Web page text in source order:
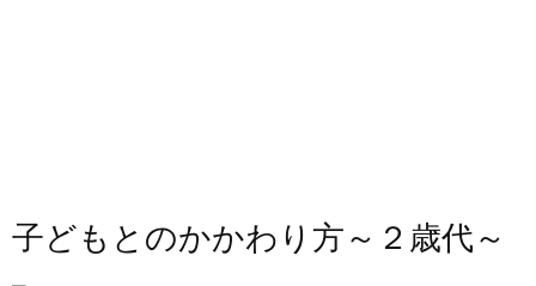
子どもとのかかわり方～２歳代～